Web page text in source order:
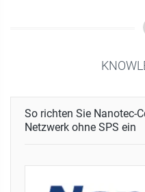
So richten Sie Nanotec-
Netzwerk ohne SPS ein